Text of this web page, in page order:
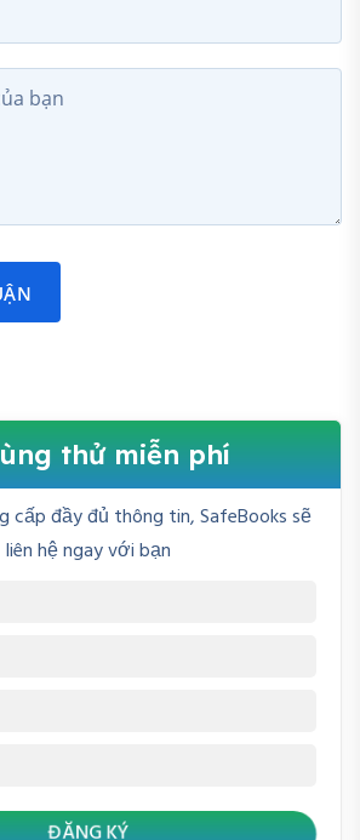
thử miễn phí
cấp đầy đủ thông tin, SafeBooks sẽ
liên hệ ngay với bạn